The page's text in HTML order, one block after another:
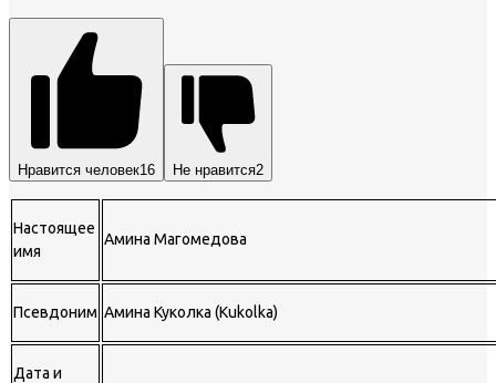
Нравится человек16 Не нравится2
Настоящее
имя
Амина Магомедова
Псевдоним Амина Куколка (Kukolka)
Дата и